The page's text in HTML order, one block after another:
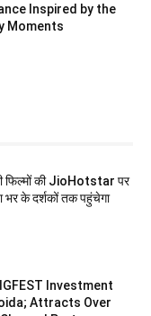
Inspired by the
Moments
फिल्मों की JioHotstar पर
भर के दर्शकों तक पहुंचेगा
Investment
Attracts Over